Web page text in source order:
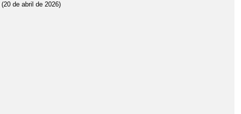
(20 de abril de 2026)